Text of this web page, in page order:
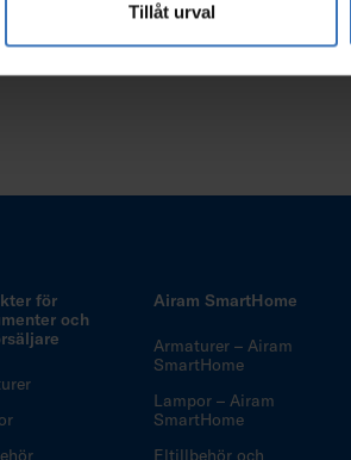
Tillåt urval
för
och
Airam SmartHome
Armaturer – Airam
SmartHome
Lampor – Airam
SmartHome